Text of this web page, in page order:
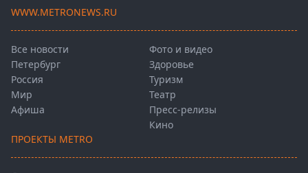
WWW.METRONEWS.RU
Все новости
Петербург
Россия
Мир
Афиша
Фото и видео
Здоровье
Туризм
Театр
Пресс-релизы
Кино
ПРОЕКТЫ METRO